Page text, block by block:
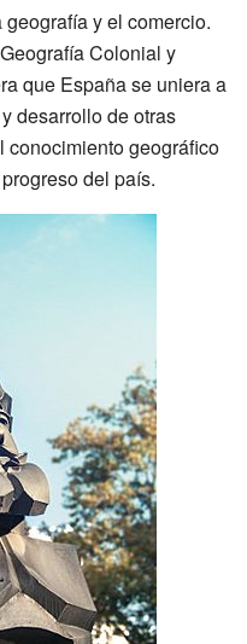
y el comercio.
Colonial y
que España se uniera a
desarrollo de otras
conocimiento geográfico
del país.